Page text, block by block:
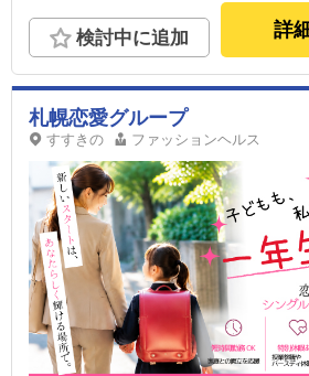
検討中に追加 詳
札幌恋愛グループ
すすきの ファッションヘルス